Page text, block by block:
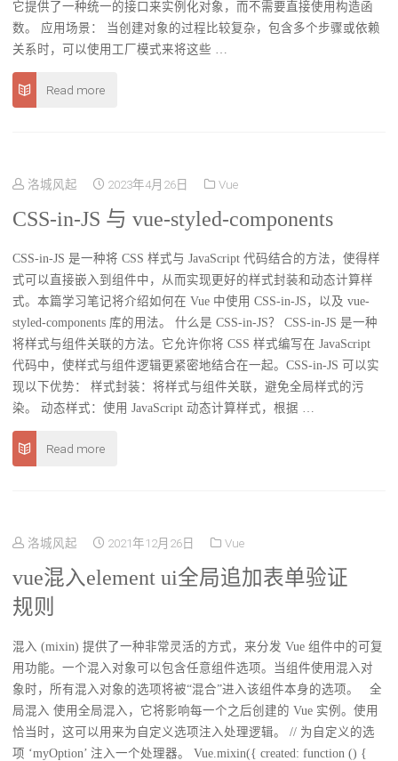
它提供了一种统一的接口来实例化对象，而不需要直接使用构造函
数。 应用场景： 当创建对象的过程比较复杂，包含多个步骤或依赖
关系时，可以使用工厂模式来将这些 …
Read more
洛城风起 2023年4月26日 Vue
CSS-in-JS 与 vue-styled-components
CSS-in-JS 是一种将 CSS 样式与 JavaScript 代码结合的方法，使得样
式可以直接嵌入到组件中，从而实现更好的样式封装和动态计算样
式。本篇学习笔记将介绍如何在 Vue 中使用 CSS-in-JS，以及 vue-
styled-components 库的用法。 什么是 CSS-in-JS？ CSS-in-JS 是一种
将样式与组件关联的方法。它允许你将 CSS 样式编写在 JavaScript
代码中，使样式与组件逻辑更紧密地结合在一起。CSS-in-JS 可以实
现以下优势： 样式封装：将样式与组件关联，避免全局样式的污
染。 动态样式：使用 JavaScript 动态计算样式，根据 …
Read more
洛城风起 2021年12月26日 Vue
vue混入element ui全局追加表单验证
规则
混入 (mixin) 提供了一种非常灵活的方式，来分发 Vue 组件中的可复
用功能。一个混入对象可以包含任意组件选项。当组件使用混入对
象时，所有混入对象的选项将被“混合”进入该组件本身的选项。 全
局混入 使用全局混入，它将影响每一个之后创建的 Vue 实例。使用
恰当时，这可以用来为自定义选项注入处理逻辑。 // 为自定义的选
项 ‘myOption’ 注入一个处理器。 Vue.mixin({ created: function () {